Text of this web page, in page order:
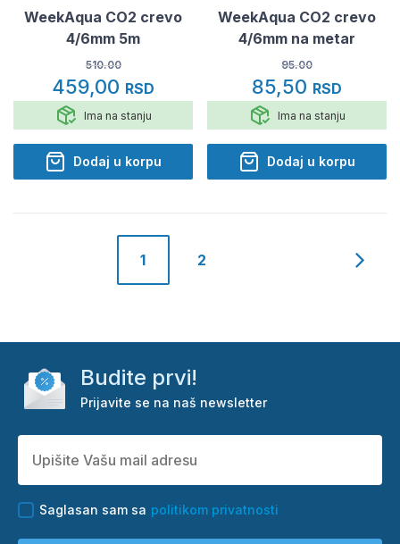
WeekAqua CO2 crevo
4/6mm 5m
510.00
459,00 RSD
Ima na stanju
Dodaj u korpu
WeekAqua CO2 crevo
4/6mm na metar
95.00
85,50 RSD
Ima na stanju
Dodaj u korpu
1 2
Budite prvi!
Prijavite se na naš newsletter
Saglasan sam sa politikom privatnosti